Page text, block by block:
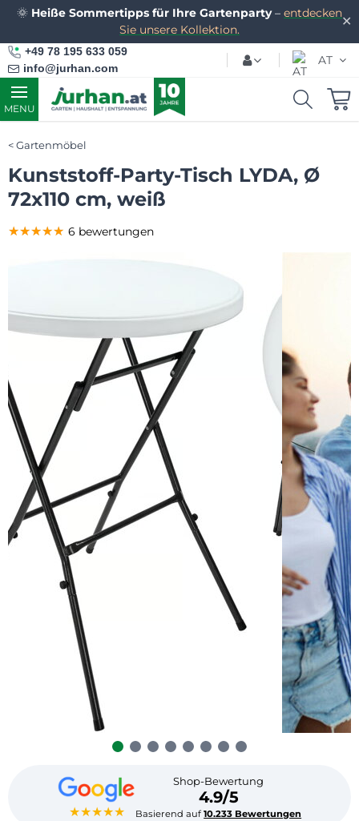
✕
🌞 Heiße Sommertipps für Ihre Gartenparty– entdecken
Sie unsere Kollektion.
+49 78 195 633 059
info@jurhan.com
AT
MENU
Gartenmöbel
Kunststoff-Party-Tisch LYDA, Ø
72x110 cm, weiß
★★★★★
Shop-Bewertung
4.9/5
Basierend auf10.233 Bewertungen
★★★★★
★★★★★
★★★★★ 6 bewertungen